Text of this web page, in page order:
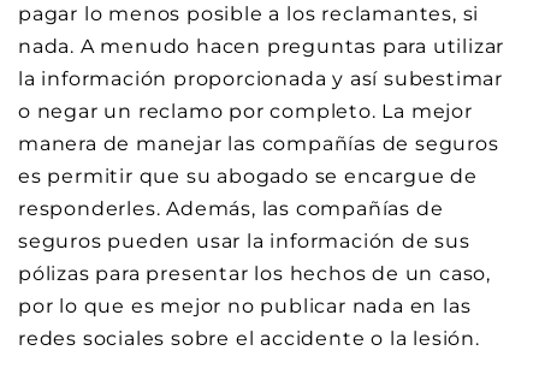
pagar lo menos posible a los reclamantes, si
nada. A menudo hacen preguntas para utilizar
la información proporcionada y así subestimar
o negar un reclamo por completo. La mejor
manera de manejar las compañías de seguros
es permitir que su abogado se encargue de
responderles. Además, las compañías de
seguros pueden usar la información de sus
pólizas para presentar los hechos de un caso,
por lo que es mejor no publicar nada en las
redes sociales sobre el accidente o la lesión.